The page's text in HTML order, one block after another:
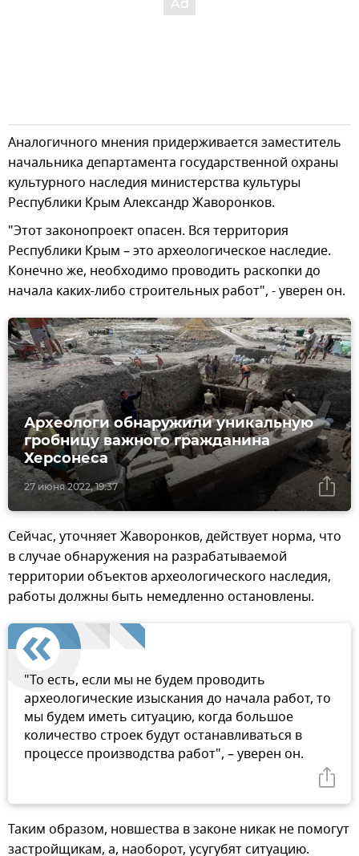
Аналогичного мнения придерживается заместитель
начальника департамента государственной охраны
культурного наследия министерства культуры
Республики Крым Александр Жаворонков.
"Этот законопроект опасен. Вся территория
Республики Крым – это археологическое наследие.
Конечно же, необходимо проводить раскопки до
начала каких-либо строительных работ", - уверен он.
27 июня 2022, 19:37
Археологи обнаружили уникальную
гробницу важного гражданина
Херсонеса
Сейчас, уточняет Жаворонков, действует норма, что
в случае обнаружения на разрабатываемой
территории объектов археологического наследия,
работы должны быть немедленно остановлены.
"То есть, если мы не будем проводить
археологические изыскания до начала работ, то
мы будем иметь ситуацию, когда большое
количество строек будут останавливаться в
процессе производства работ", – уверен он.
Таким образом, новшества в законе никак не помогут
застройщикам, а, наоборот, усугубят ситуацию.